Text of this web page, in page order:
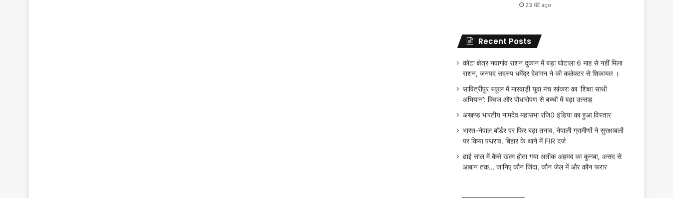
23 घंटे ago
Recent Posts
कोटा क्षेत्र नवागांव राशन दुकान में बड़ा घोटाला 6 माह से नहीं मिला
राशन, जनपद सदस्य धर्मेंद्र देवांगन ने की कलेक्टर से शिकायत ।
सावित्रीपुर स्कूल में मारवाड़ी युवा मंच सांकरा का ‘शिक्षा साथी
अभियान’: क्विज और पौधारोपण से बच्चों में बढ़ा उत्साह
अखण्ड भारतीय नामदेव महासभा रजि0 इंडिया का हुआ विस्तार
भारत-नेपाल बॉर्डर पर फिर बढ़ा तनाव, नेपाली ग्रामीणों ने सुरक्षाबलों
पर किया पथराव, बिहार के थाने में FIR दर्ज
ढाई साल में कैसे खत्म होता गया अतीक अहमद का कुनबा, असद से
आबान तक… जानिए कौन जिंदा, कौन जेल में और कौन फरार